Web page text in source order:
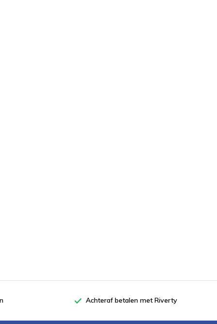
Achteraf betalen met Riverty